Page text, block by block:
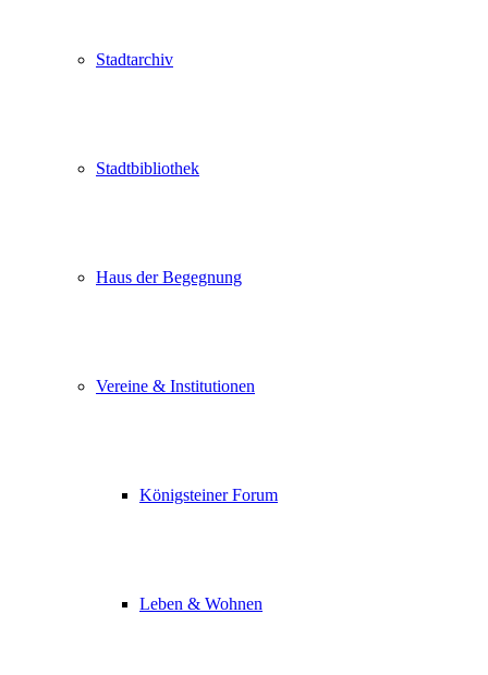
Stadtarchiv
Stadtbibliothek
Haus der Begegnung
Vereine & Institutionen
Königsteiner Forum
Leben & Wohnen